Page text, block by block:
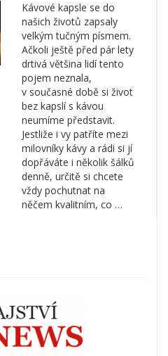
Kávové kapsle se do
našich životů zapsaly
velkým tučným písmem.
Ačkoli ještě před pár lety
drtivá většina lidí tento
pojem neznala,
v současné době si život
bez kapslí s kávou
neumíme představit.
Jestliže i vy patříte mezi
milovníky kávy a rádi si jí
dopřáváte i několik šálků
denně, určitě si chcete
vždy pochutnat na
něčem kvalitním, co …